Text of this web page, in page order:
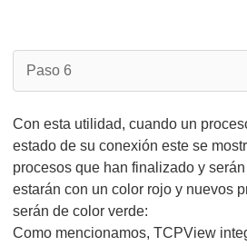
Paso 6
Con esta utilidad, cuando un
estado de su conexión este se
procesos que han finalizado y
estarán con un color rojo y nuevos
serán de color verde:
Como mencionamos, TCPView